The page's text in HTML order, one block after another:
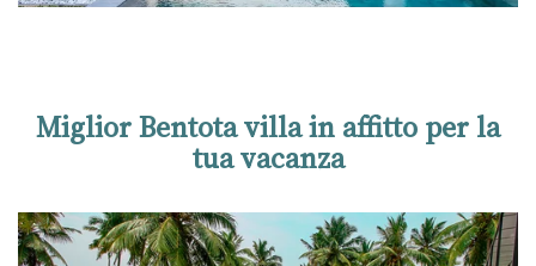
Miglior Bentota villa in affitto per la
tua vacanza